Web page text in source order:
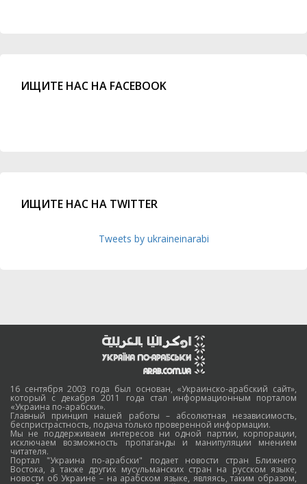
ИЩИТЕ НАС НА FACEBOOK
ИЩИТЕ НАС НА TWITTER
Tweets by ukraineinarabi
16 сентября 2003 года был основан, «Украинско-арабский сайт»,
который с декабря 2011 года стал информационным порталом
«Украина по-арабски».
Главный принцип нашей работы – абсолютная независимость,
беспристрастность, подача только проверенной информации.
Мы не поддерживаем интересов ни одной партии, корпорации,
исключаем возможность пропаганды и манипуляции мнением
читателя.
Портал "Украина по-арабски" подает новости стран Ближнего
Востока, а также других мусульманских стран на русском языке,
новости об Украине – на арабском языке, являясь, таким образом,